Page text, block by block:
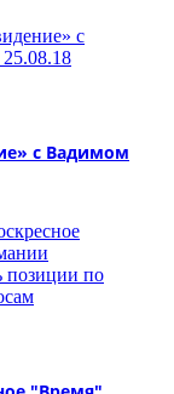
с Вадимом